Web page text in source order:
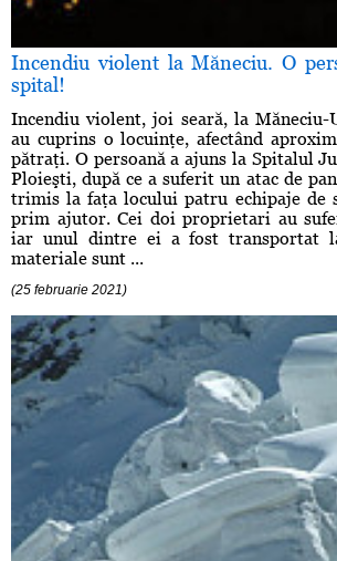
Incendiu violent la Măneciu. O
spital!
Incendiu violent, joi seară, la Măneciu-
au cuprins o locuinţe, afectând
pătraţi. O persoană a ajuns la Spitalul
Ploieşti, după ce a suferit un atac de
trimis la faţa locului patru echipaje de
prim ajutor. Cei doi proprietari au
iar unul dintre ei a fost transportat
materiale sunt ...
(25 februarie 2021)